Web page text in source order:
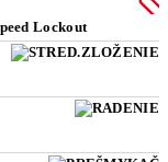
Lockout